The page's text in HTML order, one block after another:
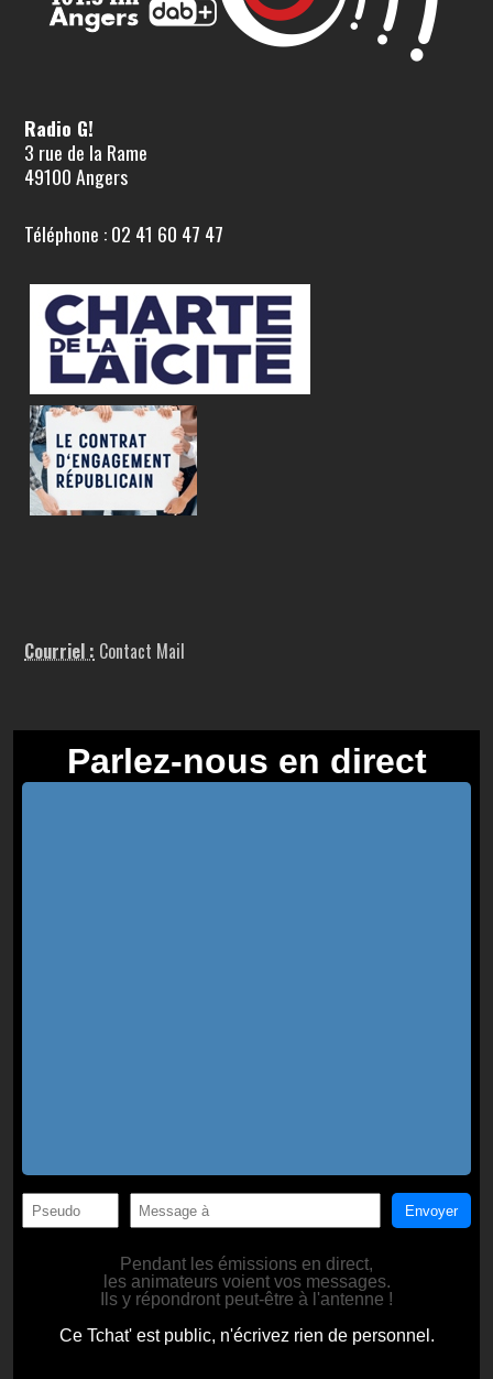
Radio G!
3 rue de la Rame
49100 Angers
Téléphone : 02 41 60 47 47
Courriel : Contact Mail